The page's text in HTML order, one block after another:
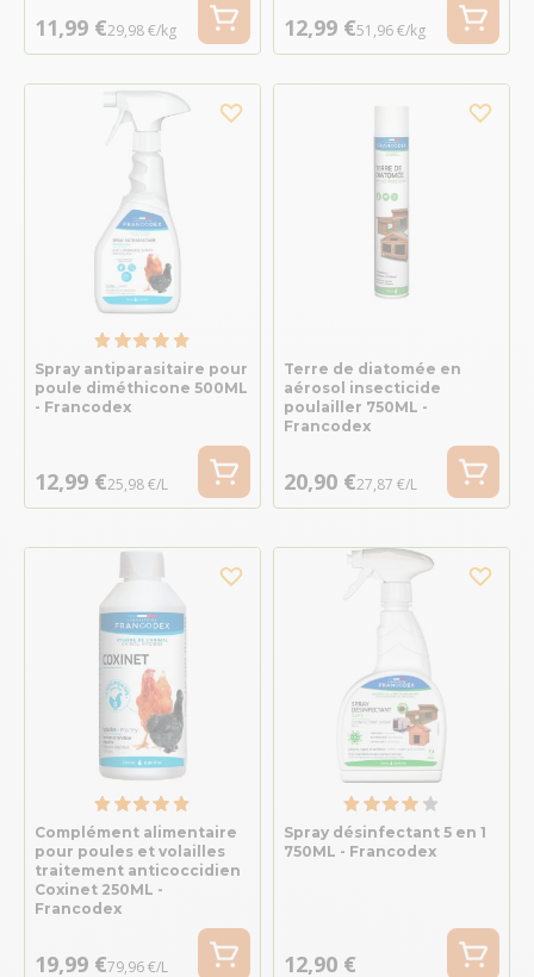
11,99 €29,98 €/kg 12,99 €51,96 €/kg
Spray antiparasitaire pour
poule diméthicone 500ML
- Francodex
12,99 €25,98 €/L
Terre de diatomée en
aérosol insecticide
poulailler 750ML -
Francodex
20,90 €27,87 €/L
Complément alimentaire
pour poules et volailles
traitement anticoccidien
Coxinet 250ML -
Francodex
19,99 €79,96 €/L
Spray désinfectant 5 en 1
750ML - Francodex
12,90 €